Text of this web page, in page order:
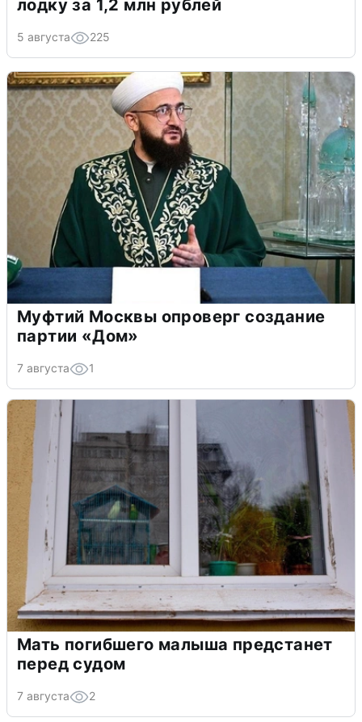
лодку за 1,2 млн рублей
5 августа 225
Муфтий Москвы опроверг создание
партии «Дом»
7 августа 1
Мать погибшего малыша предстанет
перед судом
7 августа 2